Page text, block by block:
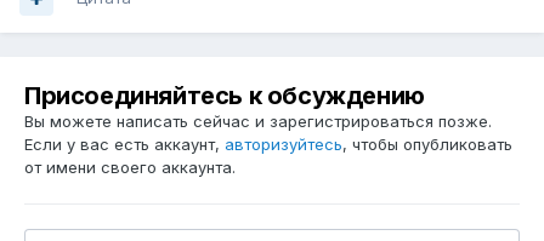
Присоединяйтесь к обсуждению
Вы можете написать сейчас и зарегистрироваться позже.
Если у вас есть аккаунт, авторизуйтесь, чтобы опубликовать
от имени своего аккаунта.